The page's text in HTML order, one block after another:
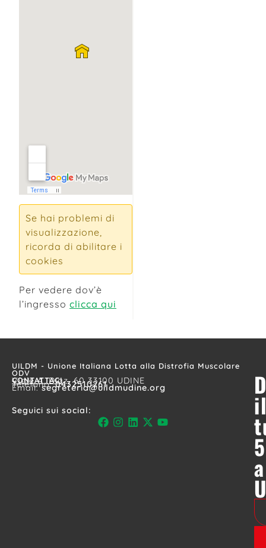
Se hai problemi di
visualizzazione,
ricorda di abilitare i
cookies
Per vedere dov’è
l’ingresso clicca qui
UILDM - Unione Italiana Lotta alla Distrofia Muscolare
ODV
CONTATTACI
Viale A. Diaz, 60 33100 UDINE
Telefono:0432510261
Email:segreteria@uildmudine.org
Seguici sui social:
a